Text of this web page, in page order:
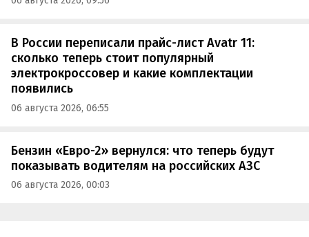
В России переписали прайс-лист Avatr 11:
сколько теперь стоит популярный
электрокроссовер и какие комплектации
появились
06 августа 2026, 06:55
Бензин «Евро-2» вернулся: что теперь будут
показывать водителям на российских АЗС
06 августа 2026, 00:03